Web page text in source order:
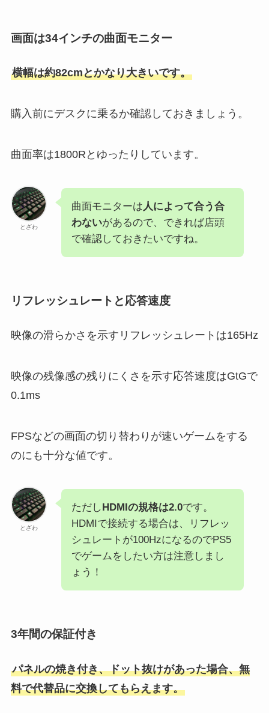
画面は34インチの曲面モニター
横幅は約82cmとかなり大きいです。
購入前にデスクに乗るか確認しておきましょう。
曲面率は1800Rとゆったりしています。
とざわ
曲面モニターは 人によって合う合
わないがあるので、できれば店頭
で確認しておきたいですね。
リフレッシュレートと応答速度
映像の滑らかさを示すリフレッシュレートは165Hz
映像の残像感の残りにくさを示す応答速度はGtGで
0.1ms
FPSなどの画面の切り替わりが速いゲームをする
のにも十分な値です。
とざわ
ただしHDMIの規格は2.0です。
HDMIで接続する場合は、リフレッ
シュレートが100HzになるのでPS5
でゲームをしたい方は注意しまし
ょう！
3年間の保証付き
パネルの焼き付き、ドット抜けがあった場合、無
料で代替品に交換してもらえます。